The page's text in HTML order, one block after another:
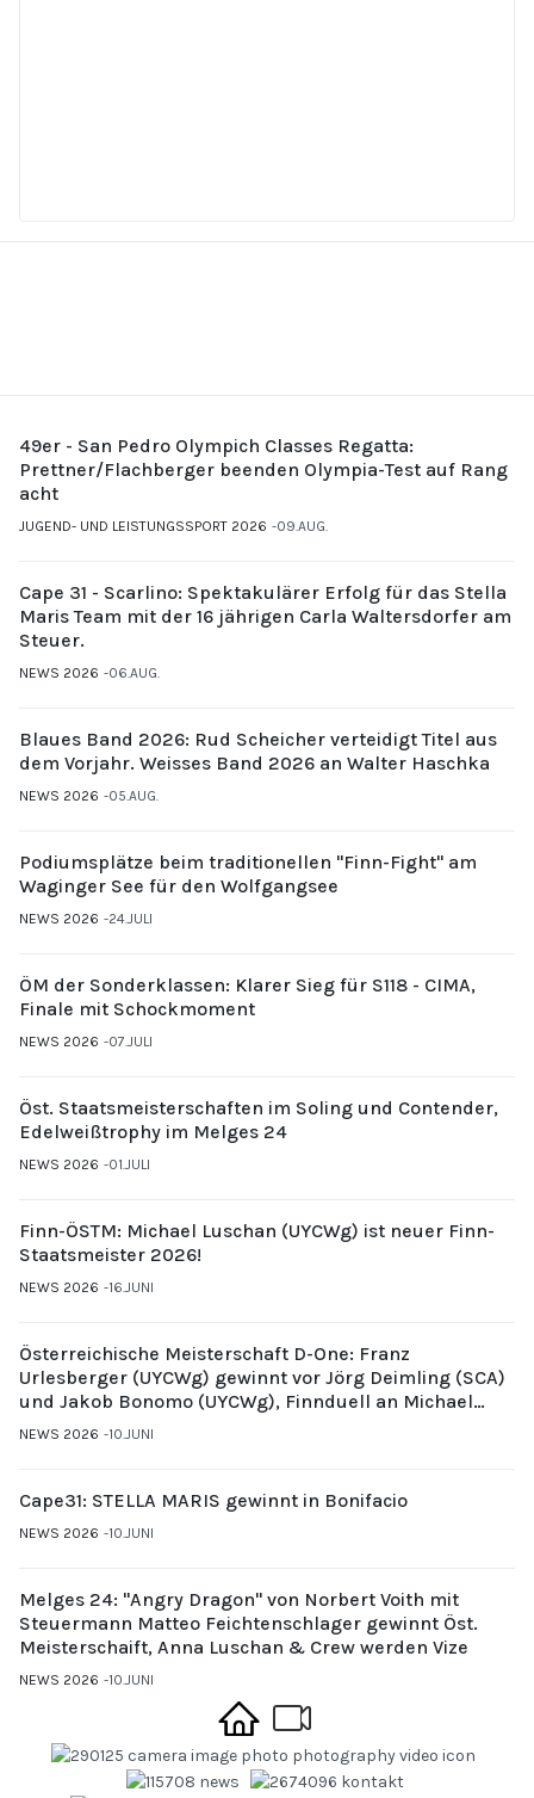
49er - San Pedro Olympich Classes Regatta:
Prettner/Flachberger beenden Olympia-Test auf Rang
acht
JUGEND- UND LEISTUNGSSPORT 2026 09.AUG.
Cape 31 - Scarlino: Spektakulärer Erfolg für das Stella
Maris Team mit der 16 jährigen Carla Waltersdorfer am
Steuer.
NEWS 2026 06.AUG.
Blaues Band 2026: Rud Scheicher verteidigt Titel aus
dem Vorjahr. Weisses Band 2026 an Walter Haschka
NEWS 2026 05.AUG.
Podiumsplätze beim traditionellen "Finn-Fight" am
Waginger See für den Wolfgangsee
NEWS 2026 24.JULI
ÖM der Sonderklassen: Klarer Sieg für S118 - CIMA,
Finale mit Schockmoment
NEWS 2026 07.JULI
Öst. Staatsmeisterschaften im Soling und Contender,
Edelweißtrophy im Melges 24
NEWS 2026 01.JULI
Finn-ÖSTM: Michael Luschan (UYCWg) ist neuer Finn-
Staatsmeister 2026!
NEWS 2026 16.JUNI
Österreichische Meisterschaft D-One: Franz
Urlesberger (UYCWg) gewinnt vor Jörg Deimling (SCA)
und Jakob Bonomo (UYCWg), Finnduell an Michael
Gubi (UYCMo)
NEWS 2026 10.JUNI
Cape31: STELLA MARIS gewinnt in Bonifacio
NEWS 2026 10.JUNI
Melges 24: "Angry Dragon" von Norbert Voith mit
Steuermann Matteo Feichtenschlager gewinnt Öst.
Meisterschaift, Anna Luschan & Crew werden Vize
NEWS 2026 10.JUNI